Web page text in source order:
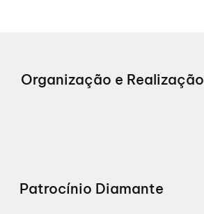
Organização e Realização
Patrocínio Diamante